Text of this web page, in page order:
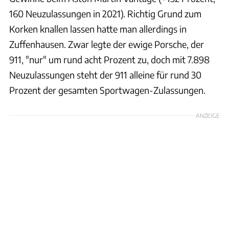
160 Neuzulassungen in 2021). Richtig Grund zum
Korken knallen lassen hatte man allerdings in
Zuffenhausen. Zwar legte der ewige Porsche, der
911, "nur" um rund acht Prozent zu, doch mit 7.898
Neuzulassungen steht der 911 alleine für rund 30
Prozent der gesamten Sportwagen-Zulassungen.
ANZEIGE